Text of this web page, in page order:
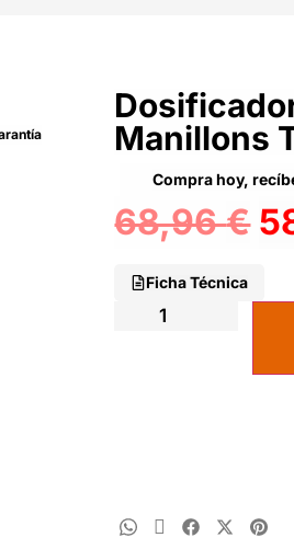
Manillons
Compra hoy,
68,96€
Ficha Técnica